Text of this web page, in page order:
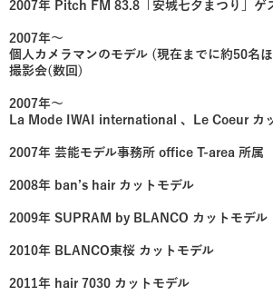
2007年 Pitch FM 83.8「安城七夕まつり」ゲ
2007年〜
個人カメラマンのモデル (現在までに約50名
撮影会(数回)
2007年〜
La Mode IWAI international 、Le Coeur カ
2007年 芸能モデル事務所 office T-area 所属
2008年 ban’s hair カットモデル
2009年 SUPRAM by BLANCO カットモデル
2010年 BLANCO東桜 カットモデル
2011年 hair 7030 カットモデル